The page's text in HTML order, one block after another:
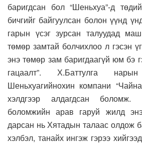
баригдсан бол “Шеньхуа”-д
бичгийг байгуулсан болон үүнд
гарын үсэг зурсан талуудад
төмөр замтай болчихлоо л гэсэн
энэ төмөр зам баригдаагүй юм бэ
гацаалт”. Х.Баттулга
Шеньхуагийнохин компани
хэлдгээр алдагдсан боломж.
боломжийн арав гаруй жилд
дарсан нь Хятадын талаас олдож
хэлбэл, танайх ингэж гэрээ